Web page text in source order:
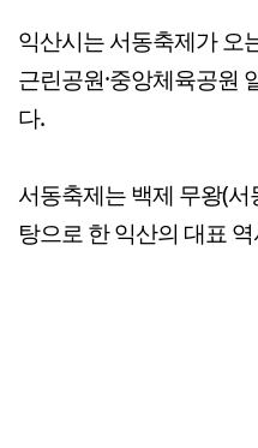
익산시는 서동축제가 오
근린공원·중앙체육공원
다.
서동축제는 백제 무왕(
탕으로 한 익산의 대표